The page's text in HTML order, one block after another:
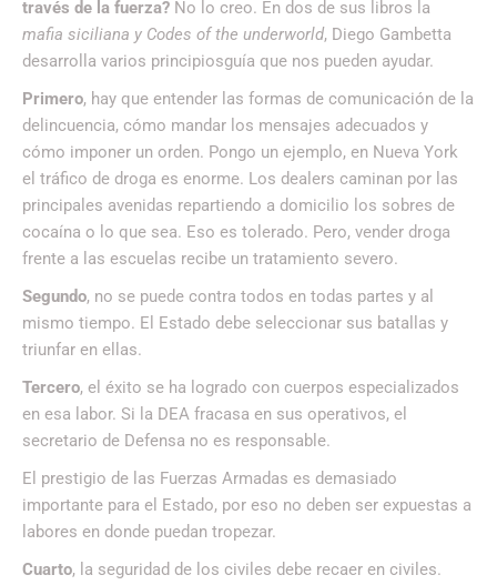
través de la fuerza? No lo creo. En dos de sus libros la
mafia siciliana y Codes of the underworld, Diego Gambetta
desarrolla varios principiosguía que nos pueden ayudar.
Primero, hay que entender las formas de comunicación de la
delincuencia, cómo mandar los mensajes adecuados y
cómo imponer un orden. Pongo un ejemplo, en Nueva York
el tráfico de droga es enorme. Los dealers caminan por las
principales avenidas repartiendo a domicilio los sobres de
cocaína o lo que sea. Eso es tolerado. Pero, vender droga
frente a las escuelas recibe un tratamiento severo.
Segundo, no se puede contra todos en todas partes y al
mismo tiempo. El Estado debe seleccionar sus batallas y
triunfar en ellas.
Tercero, el éxito se ha logrado con cuerpos especializados
en esa labor. Si la DEA fracasa en sus operativos, el
secretario de Defensa no es responsable.
El prestigio de las Fuerzas Armadas es demasiado
importante para el Estado, por eso no deben ser expuestas a
labores en donde puedan tropezar.
Cuarto, la seguridad de los civiles debe recaer en civiles.